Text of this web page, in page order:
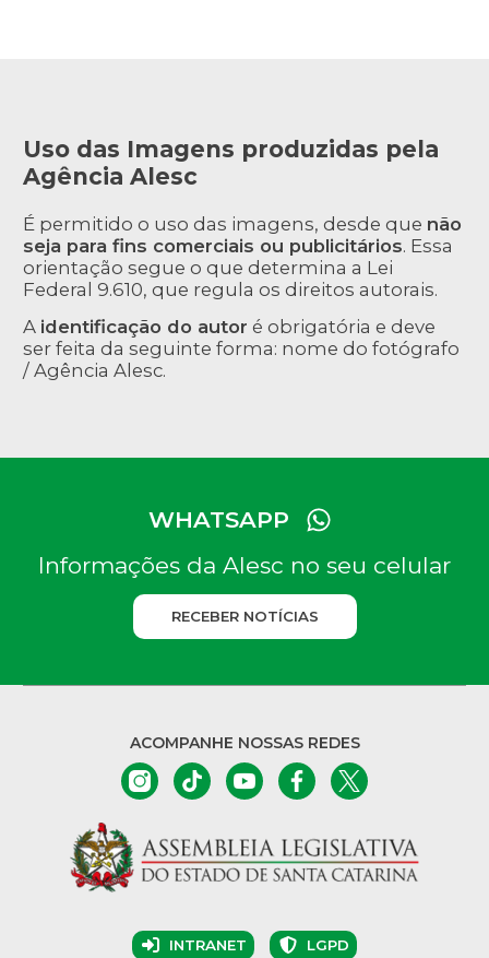
Uso das Imagens produzidas pela
Agência Alesc
É permitido o uso das imagens, desde que não
seja para fins comerciais ou publicitários. Essa
orientação segue o que determina a Lei
Federal 9.610, que regula os direitos autorais.
A identificação do autor é obrigatória e deve
ser feita da seguinte forma: nome do fotógrafo
/ Agência Alesc.
WHATSAPP
Informações da Alesc no seu celular
RECEBER NOTÍCIAS
ACOMPANHE NOSSAS REDES
INTRANET LGPD